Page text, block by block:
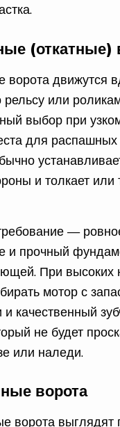
(откатные)
ворота движутся
рельсу или
выбор при
для распашных
и толкает или
—
и прочный
При высоких
мотор с
качественный
не будет
или наледи.
ворота
ворота выглядят